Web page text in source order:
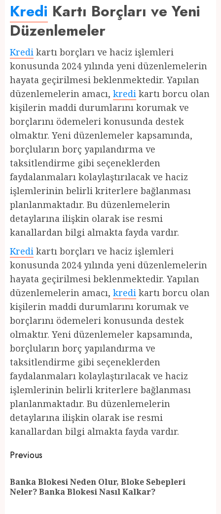
Kredi Kartı Borçları ve Yeni
Düzenlemeler
Kredi kartı borçları ve haciz işlemleri
konusunda 2024 yılında yeni düzenlemelerin
hayata geçirilmesi beklenmektedir. Yapılan
düzenlemelerin amacı, kredi kartı borcu olan
kişilerin maddi durumlarını korumak ve
borçlarını ödemeleri konusunda destek
olmaktır. Yeni düzenlemeler kapsamında,
borçluların borç yapılandırma ve
taksitlendirme gibi seçeneklerden
faydalanmaları kolaylaştırılacak ve haciz
işlemlerinin belirli kriterlere bağlanması
planlanmaktadır. Bu düzenlemelerin
detaylarına ilişkin olarak ise resmi
kanallardan bilgi almakta fayda vardır.
Kredi kartı borçları ve haciz işlemleri
konusunda 2024 yılında yeni düzenlemelerin
hayata geçirilmesi beklenmektedir. Yapılan
düzenlemelerin amacı, kredi kartı borcu olan
kişilerin maddi durumlarını korumak ve
borçlarını ödemeleri konusunda destek
olmaktır. Yeni düzenlemeler kapsamında,
borçluların borç yapılandırma ve
taksitlendirme gibi seçeneklerden
faydalanmaları kolaylaştırılacak ve haciz
işlemlerinin belirli kriterlere bağlanması
planlanmaktadır. Bu düzenlemelerin
detaylarına ilişkin olarak ise resmi
kanallardan bilgi almakta fayda vardır.
Post
navigation
Previous
Banka Blokesi Neden Olur, Bloke Sebepleri
Neler? Banka Blokesi Nasıl Kalkar?